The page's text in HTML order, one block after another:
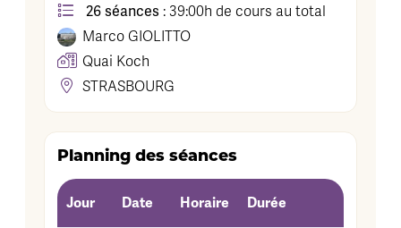
26 séances : 39:00h de cours au total
Marco GIOLITTO
Quai Koch
STRASBOURG
Planning des séances
Jour Date Horaire Durée